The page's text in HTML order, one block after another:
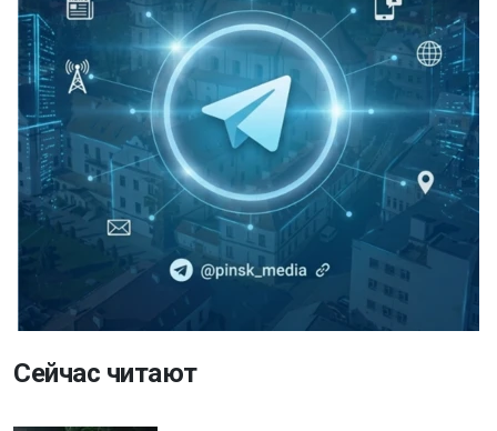
Сейчас читают